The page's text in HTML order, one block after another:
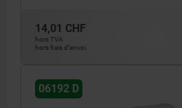
14,01 CHF
hors TVA
hors frais d’envoi
06192 D